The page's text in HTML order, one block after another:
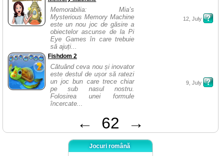
Memorabilia: Mia’s
Mysterious Memory Machine
este un nou joc de găsire a
obiectelor ascunse de la Pi
Eye Games în care trebuie
să ajuți...
12, July
Fishdom 2
Cătuând ceva nou și inovator
este destul de ușor să ratezi
un joc bun care trece chiar
pe sub nasul nostru.
Folosirea unei formule
încercate...
9, July
← 62 →
Jocuri română